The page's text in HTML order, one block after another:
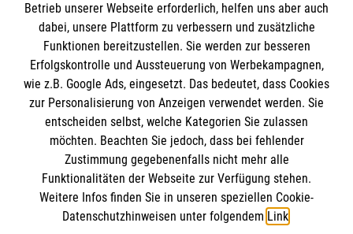
Spendenkonto
Empfänger: Malteser Hilfsdienst e.V.
IBAN: DE10 3706 0120 1201 2000 12
BIC: GENODED 1PA7
Betrieb unserer Webseite erforderlich, helfen uns aber auch
dabei, unsere Plattform zu verbessern und zusätzliche
Funktionen bereitzustellen. Sie werden zur besseren
Erfolgskontrolle und Aussteuerung von Werbekampagnen,
wie z.B. Google Ads, eingesetzt. Das bedeutet, dass Cookies
zur Personalisierung von Anzeigen verwendet werden. Sie
entscheiden selbst, welche Kategorien Sie zulassen
möchten. Beachten Sie jedoch, dass bei fehlender
Zustimmung gegebenenfalls nicht mehr alle
Funktionalitäten der Webseite zur Verfügung stehen.
Weitere Infos finden Sie in unseren speziellen Cookie-
Datenschutzhinweisen unter folgendem Link.